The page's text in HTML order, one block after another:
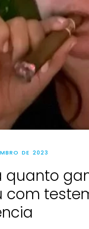
DE 2023
quanto
com